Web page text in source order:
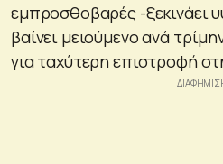
εμπροσθοβαρές -ξεκινάει
βαίνει μειούμενο ανά
για ταχύτερη επιστροφή